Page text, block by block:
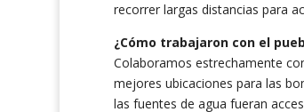
recorrer largas distancias para
¿Cómo trabajaron con el
Colaboramos estrechamente
mejores ubicaciones para las
las fuentes de agua fueran